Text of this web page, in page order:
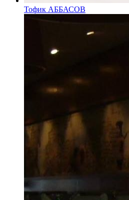
Тофик АББАСОВ